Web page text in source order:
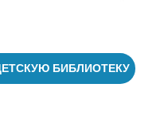
БИБЛИОТЕКУ